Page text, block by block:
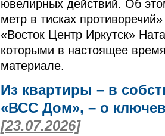
ювелирных действий. Об
метр в тисках
«Восток Центр Иркутск»
которыми в настоящее
материале.
Из квартиры – в
«ВСС Дом», – о
[23.07.2026]